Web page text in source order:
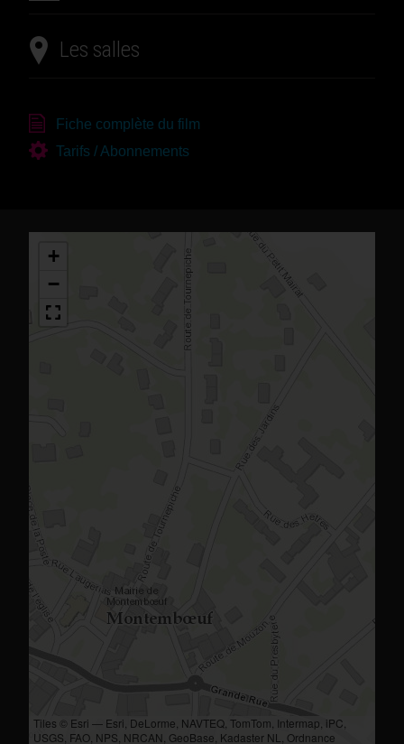
Les salles
Fiche complète du film
Tarifs / Abonnements
+
−
Tiles © Esri — Esri, DeLorme, NAVTEQ, TomTom, Intermap, iPC,
USGS, FAO, NPS, NRCAN, GeoBase, Kadaster NL, Ordnance